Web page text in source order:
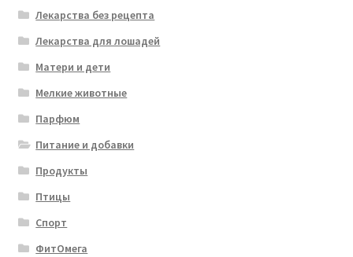
Лекарства без рецепта
Лекарства для лошадей
Матери и дети
Мелкие животные
Парфюм
Питание и добавки
Продукты
Птицы
Спорт
ФитОмега